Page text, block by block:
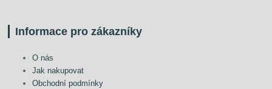
Informace pro zákazníky
O nás
Jak nakupovat
Obchodní podmínky